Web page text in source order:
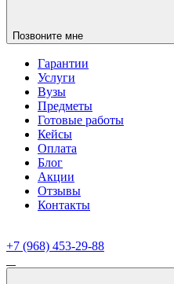
Позвоните мне
Гарантии
Услуги
Вузы
Предметы
Готовые работы
Кейсы
Оплата
Блог
Акции
Отзывы
Контакты
+7 (968) 453-29-88